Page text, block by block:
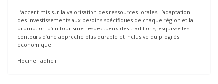
L’accent mis sur la valorisation des ressources locales, l’adaptation
des investissements aux besoins spécifiques de chaque région et la
promotion d’un tourisme respectueux des traditions, esquisse les
contours d’une approche plus durable et inclusive du progrès
économique.
Hocine Fadheli